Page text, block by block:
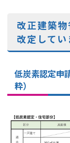
改正建築
改定してい
低炭素認定申
粋）